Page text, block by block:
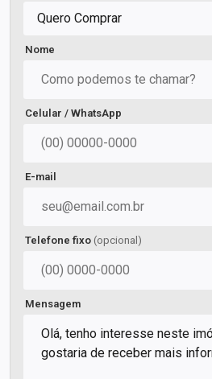
Quero Comprar
Nome
Celular / WhatsApp
E-mail
Telefone fixo (opcional)
Mensagem